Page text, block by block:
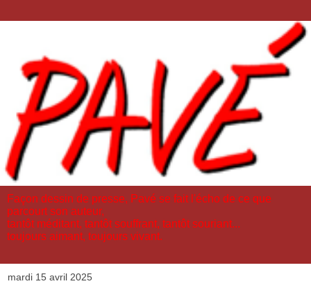
Façon dessin de presse, Pavé se fait l'écho de ce que
parcourt son auteur,
tantôt méditant, tantôt souffrant, tantôt souriant...
toujours aimant, toujours vivant.
mardi 15 avril 2025